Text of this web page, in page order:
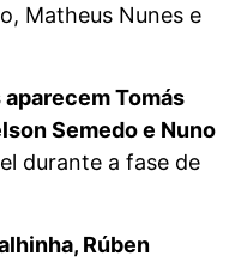
Matheus Nunes e
Tomás
Semedo e Nuno
durante a fase de
Rúben